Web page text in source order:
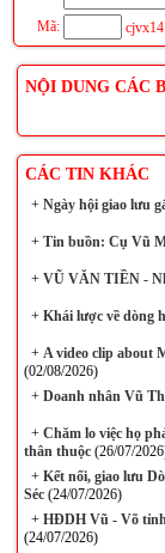
Mã: cjvx14
NỘI DUNG CÁC
CÁC TIN KHÁC
+Ngày hội giao lưu
+Tin buồn: Cụ Vũ
+VŨ VĂN TIỀN -
+Khái lược về dòng
+A video clip about
(02/08/2026)
+Doanh nhân Vũ
+Chăm lo việc họ
thân thuộc(26/07/
+Kết nối, giao lưu
Séc(24/07/2026)
+HĐDH Vũ - Võ tỉnh
(24/07/2026)